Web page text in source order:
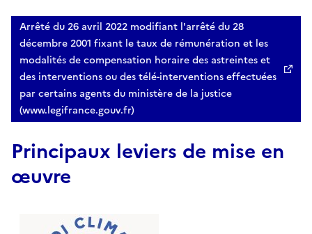
Arrêté du 26 avril 2022 modifiant l'arrêté du 28
décembre 2001 fixant le taux de rémunération et les
modalités de compensation horaire des astreintes et
des interventions ou des télé-interventions effectuées
par certains agents du ministère de la justice
(www.legifrance.gouv.fr)
Principaux leviers de mise en
œuvre